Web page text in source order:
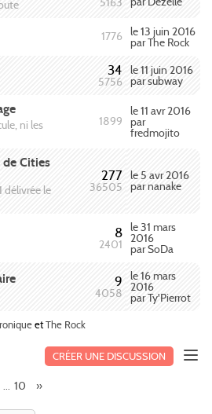
5163
1776 le 13 juin 2016
par The Rock
34
5756
le 11 juin 2016
par subway
ni les 1899
le 11 avr 2016
par
fredmojito
de Cities
délivrée le
277
36505
le 5 avr 2016
par nanake
8
2401
le 31 mars
2016
par SoDa
9
4058
le 16 mars
2016
par Ty'Pierrot
etThe Rock
CRÉER UNE DISCUSSION
... 10 »